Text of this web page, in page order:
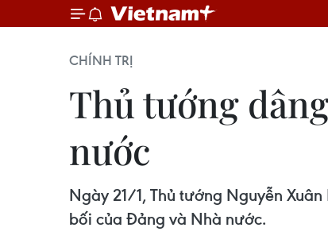
CHÍNH TRỊ
Thủ tướng
nước
Ngày 21/1, Thủ tướng Nguyễn
bối của Đảng và Nhà nước.